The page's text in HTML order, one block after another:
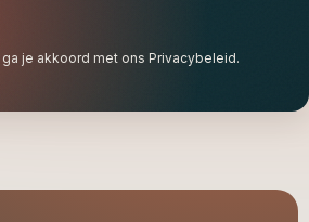
je akkoord met ons Privacybeleid.